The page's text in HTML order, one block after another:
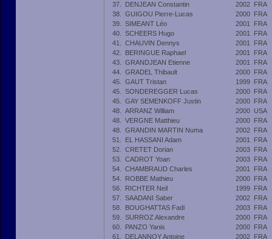
37.
DENJEAN Constantin 2002 FRA
38.
GUIGOU Pierre-Lucas 2000 FRA
39.
SIMEANT Léo 2001
FRA
40.
SCHEERS Hugo 2001
FRA
41.
CHAUVIN Dennys 2001
FRA
42.
BERINGUE Raphael 2001
FRA
43.
GRANDJEAN Etienne 2001
FRA
44.
GRADEL Thibault 2000 FRA
45.
GAUT Tristan 1999 FRA
45.
SONDEREGGER Lucas 2000 FRA
45.
GAY SEMENKOFF Justin 2000 FRA
48.
ARRANZ William 2000 USA
48.
VERGNE Matthieu 2000 FRA
48.
GRANDIN MARTIN Numa 2002 FRA
51.
EL HASSANI Adam 2001
FRA
52.
CRETET Dorian 2003 FRA
53.
CADROT Yoan 2003 FRA
54.
CHAMBRAUD Charles 2001
FRA
54.
ROBBE Mathieu 2000 FRA
56.
RICHTER Neil 1999 FRA
57.
SAADANI Saber 2002 FRA
58.
BOUGHATTAS Fadi 2003 FRA
59.
SURROZ Alexandre 2000 FRA
60.
PANZO Yanis 2000 FRA
61.
DELANNOY Antoine 2002 FRA